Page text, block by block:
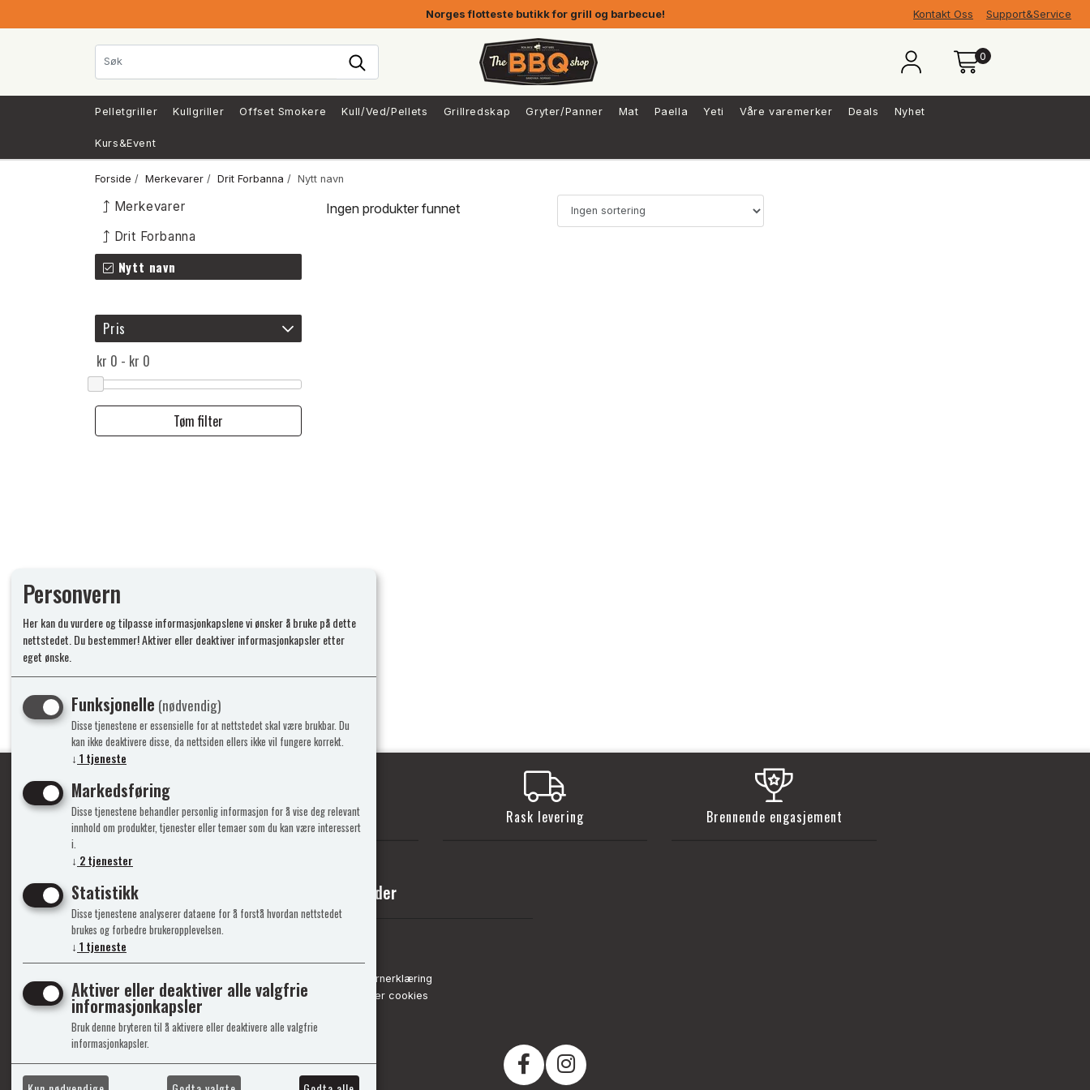
Norges flotteste butikk for grill og barbecue! Kontakt Oss Support&Service
0
Pelletgriller Kullgriller Offset Smokere Kull/Ved/Pellets Grillredskap Gryter/Panner Mat Paella Yeti Våre varemerker Deals Nyhet
Kurs&Event
Forside / Merkevarer / Drit Forbanna / Nytt navn
Merkevarer
Drit Forbanna
Nytt navn
Pris
Tøm filter
Ingen produkter funnet
Ypperlig kvalitet Rask levering Brennende engasjement
Info
Gavekort
Kontakt Oss
Support&Service
Mine sider
Vilkår
Personvernerklæring
Administrer cookies
Personvern
Her kan du vurdere og tilpasse informasjonkapslene vi ønsker å bruke på dette
nettstedet. Du bestemmer! Aktiver eller deaktiver informasjonkapsler etter
eget ønske.
Funksjonelle (nødvendig)
Disse tjenestene er essensielle for at nettstedet skal være brukbar. Du
kan ikke deaktivere disse, da nettsiden ellers ikke vil fungere korrekt.
↓ 1 tjeneste
Markedsføring
Disse tjenestene behandler personlig informasjon for å vise deg relevant
innhold om produkter, tjenester eller temaer som du kan være interessert
i.
↓ 2tjenester
Statistikk
Disse tjenestene analyserer dataene for å forstå hvordan nettstedet
brukes og forbedre brukeropplevelsen.
↓ 1 tjeneste
Aktiver eller deaktiver alle valgfrie
informasjonkapsler
Bruk denne bryteren til å aktivere eller deaktivere alle valgfrie
informasjonkapsler.